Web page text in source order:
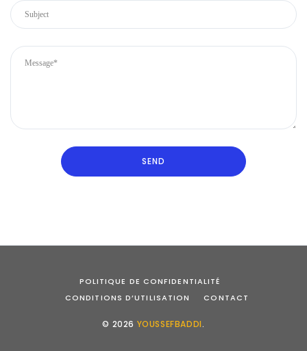
POLITIQUE DE CONFIDENTIALITÉ
CONDITIONS D’UTILISATION
CONTACT
© 2026 YOUSSEFBADDI.